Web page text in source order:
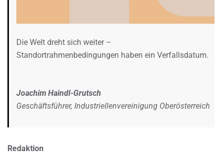
Die Welt dreht sich weiter –
Standortrahmenbedingungen haben ein Verfallsdatum.
Joachim Haindl-Grutsch
Geschäftsführer, Industriellenvereinigung Oberösterreich
Redaktion